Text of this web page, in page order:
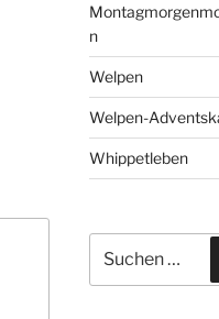
n
Welpen
Welpen-
Whippetleben
nach: